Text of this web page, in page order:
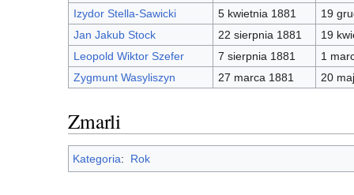
Izydor Stella-Sawicki
5 kwietnia 1881
19
Jan Jakub Stock
22 sierpnia 1881
19
Leopold Wiktor Szefer
7 sierpnia 1881
1
Zygmunt Wasyliszyn
27 marca 1881 20
Zmarli
Kategoria: Rok